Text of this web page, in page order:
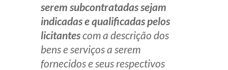
serem subcontratadas sejam
indicadas e qualificadas pelos
licitantescom a descrição dos
bens e serviços a serem
fornecidos e seus respectivos